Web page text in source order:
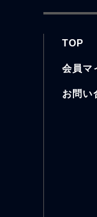
TOP
会員マ
お問い